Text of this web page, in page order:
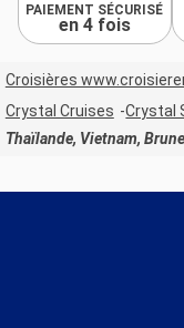
PAIEMENT SÉCURISÉ
en 4 fois
Croisières
Crystal Cruises
Crystal
Thaïlande, Vietnam,